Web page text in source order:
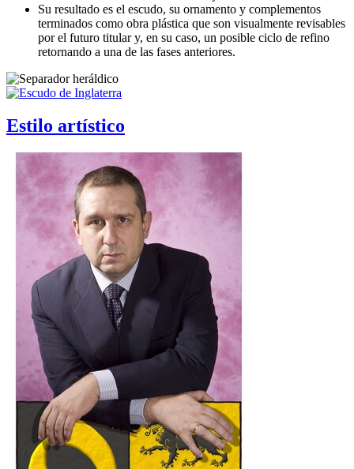
Su resultado es el escudo, su ornamento y complementos
terminados como obra plástica que son visualmente revisables
por el futuro titular y, en su caso, un posible ciclo de refino
retornando a una de las fases anteriores.
Estilo artístico